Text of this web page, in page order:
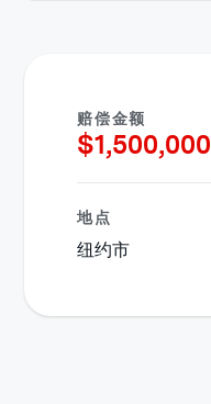
赔偿金额
$1,500,000
地点
纽约市